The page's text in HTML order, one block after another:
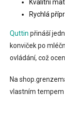
Kvalitní
Rychlá
Quttin přináší
konviček po
ovládání, což
Na
vlastním tempem